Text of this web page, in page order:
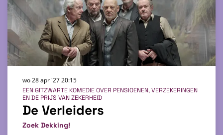
De Verleiders
Zoek Dekking!
EEN GITZWARTE KOMEDIE OVER PENSIOENEN, VERZEKERINGEN
EN DE PRIJS VAN ZEKERHEID
wo 28 apr '2720:15